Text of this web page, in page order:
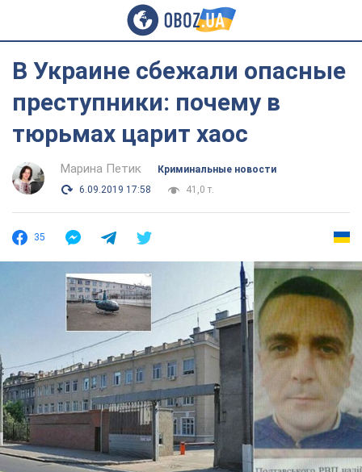
В Украине сбежали опасные
преступники: почему в
тюрьмах царит хаос
Марина Петик
Криминальные новости
6.09.2019 17:58
41,0 т.
35